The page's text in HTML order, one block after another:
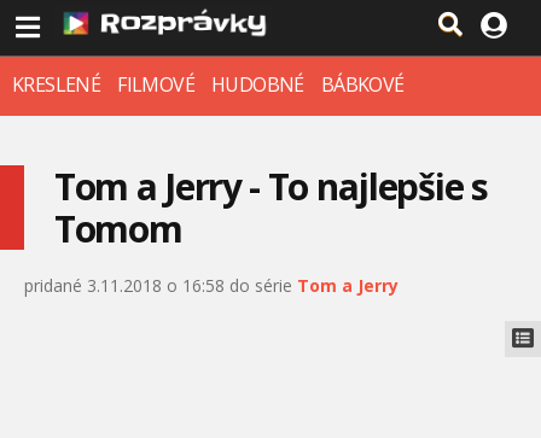
KRESLENÉ FILMOVÉ HUDOBNÉ BÁBKOVÉ
Tom a Jerry - To najlepšie s
Tomom
pridané 3.11.2018 o 16:58 do série Tom a Jerry